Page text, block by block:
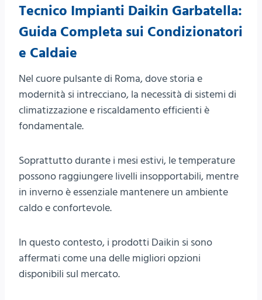
Tecnico Impianti Daikin Garbatella:
Guida Completa sui Condizionatori
e Caldaie
Nel cuore pulsante di Roma, dove storia e
modernità si intrecciano, la necessità di sistemi di
climatizzazione e riscaldamento efficienti è
fondamentale.
Soprattutto durante i mesi estivi, le temperature
possono raggiungere livelli insopportabili, mentre
in inverno è essenziale mantenere un ambiente
caldo e confortevole.
In questo contesto, i prodotti Daikin si sono
affermati come una delle migliori opzioni
disponibili sul mercato.